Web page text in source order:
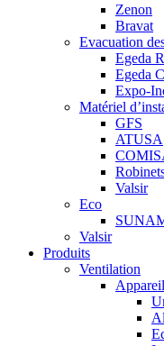
Zenon
Bravat
Evacuation
Egeda
Egeda
Expo-
Matériel
GFS
ATUSA
Valsir
Eco
Valsir
Produits
Ventilation